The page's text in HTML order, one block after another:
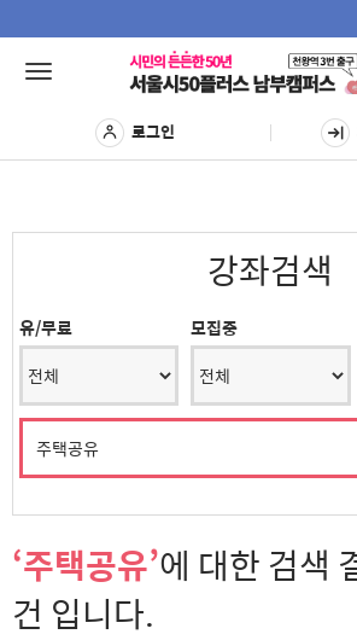
Toggle
로그인
강좌검색
유/무료 모집중
‘주택공유’에 대한 검색
건 입니다.